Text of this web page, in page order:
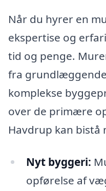
Når du hyrer en
ekspertise og
tid og penge.
fra
komplekse
over de primære
Havdrup kan bistå
Nyt byggeri:
opførelse af